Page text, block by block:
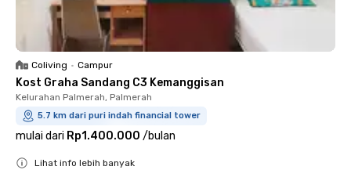
Coliving • Campur
Kost Graha Sandang C3 Kemanggisan
Kelurahan Palmerah, Palmerah
5.7 km dari puri indah financial tower
mulai dari Rp1.400.000 /bulan
Lihat info lebih banyak